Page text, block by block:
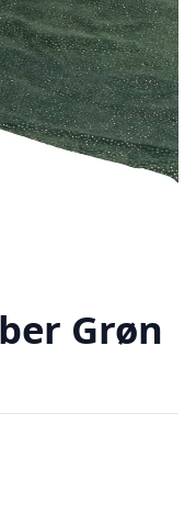
Grøn